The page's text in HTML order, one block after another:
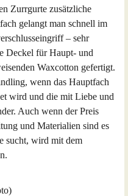
Zurrgurte zusätzliche
gelangt man schnell im
– sehr
Deckel für Haupt- und
Waxcotton gefertigt.
wenn das Hauptfach
wird und die mit Liebe und
Auch wenn der Preis
und Materialien sind es
sucht, wird mit dem